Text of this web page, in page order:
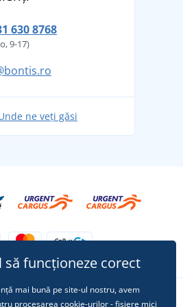
cu bagajul - pregătiți-vă
în rol principal: ținute pentru
630 8768
9-17)
ne veți găsi
să funcționeze corect
mai bună pe site-ul nostru, avem
procesarea cookie-urilor- fișiere mici